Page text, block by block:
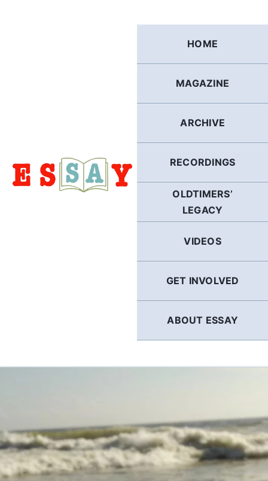
HOME
MAGAZINE
ARCHIVE
RECORDINGS
OLDTIMERS’
LEGACY
VIDEOS
GET INVOLVED
ABOUT ESSAY